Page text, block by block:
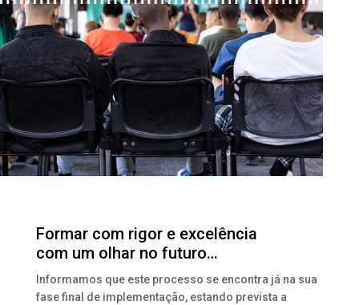
Formar com rigor e excelência
com um olhar no futuro…
Informamos que este processo se encontra já na sua
fase final de implementação, estando prevista a